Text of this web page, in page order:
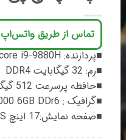
تماس از طریق واتس‌اپ
■پردازنده: Intel core i9-9880H
■رم: 32 گیگابایت DDR4
■حافظه پرسرعت 512 گیگابایت SSD M.2 Nvme
■گرافیک : NVIDIA Gforce RTX 3000 6GB DDr6
■صفحه نمایش:17 اینچ FullHD IPS